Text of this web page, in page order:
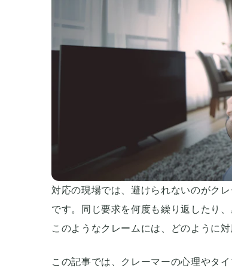
対応の現場では、避けられないのがク
です。同じ要求を何度も繰り返したり
このようなクレームには、どのように
この記事では、クレーマーの心理やタ